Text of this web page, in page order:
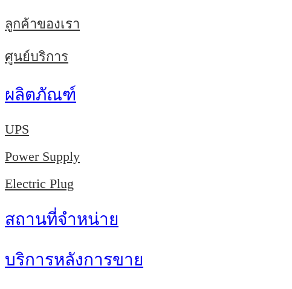
ลูกค้าของเรา
ศูนย์บริการ
ผลิตภัณฑ์
UPS
Power Supply
Electric Plug
สถานที่จำหน่าย
บริการหลังการขาย